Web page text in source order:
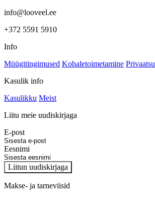
info@looveel.ee
+372 5591 5910
Info
Müügitingimused Kohaletoimetamine
Kasulik info
Kasulikku Meist
Liitu meie uudiskirjaga
E-post
Eesnimi
Liitun uudiskirjaga
Makse- ja tarneviisid